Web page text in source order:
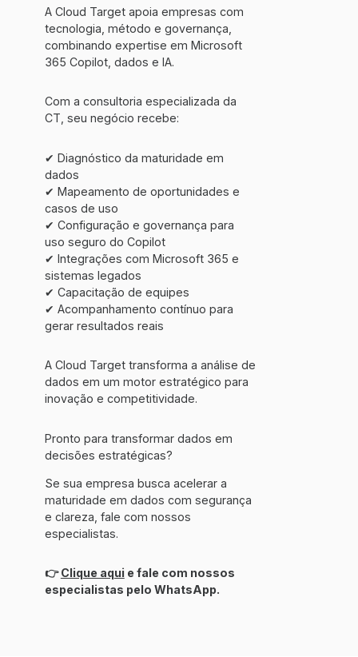
A Cloud Target apoia empresas com
tecnologia, método e governança,
combinando expertise em Microsoft
365 Copilot, dados e IA.
Com a consultoria especializada da
CT, seu negócio recebe:
✔ Diagnóstico da maturidade em
dados
✔ Mapeamento de oportunidades e
casos de uso
✔ Configuração e governança para
uso seguro do Copilot
✔ Integrações com Microsoft 365 e
sistemas legados
✔ Capacitação de equipes
✔ Acompanhamento contínuo para
gerar resultados reais
A Cloud Target transforma a análise de
dados em um motor estratégico para
inovação e competitividade.
Pronto para transformar dados em
decisões estratégicas?
Se sua empresa busca acelerar a
maturidade em dados com segurança
e clareza, fale com nossos
especialistas.
👉Clique aquie fale com nossos
especialistas pelo WhatsApp.